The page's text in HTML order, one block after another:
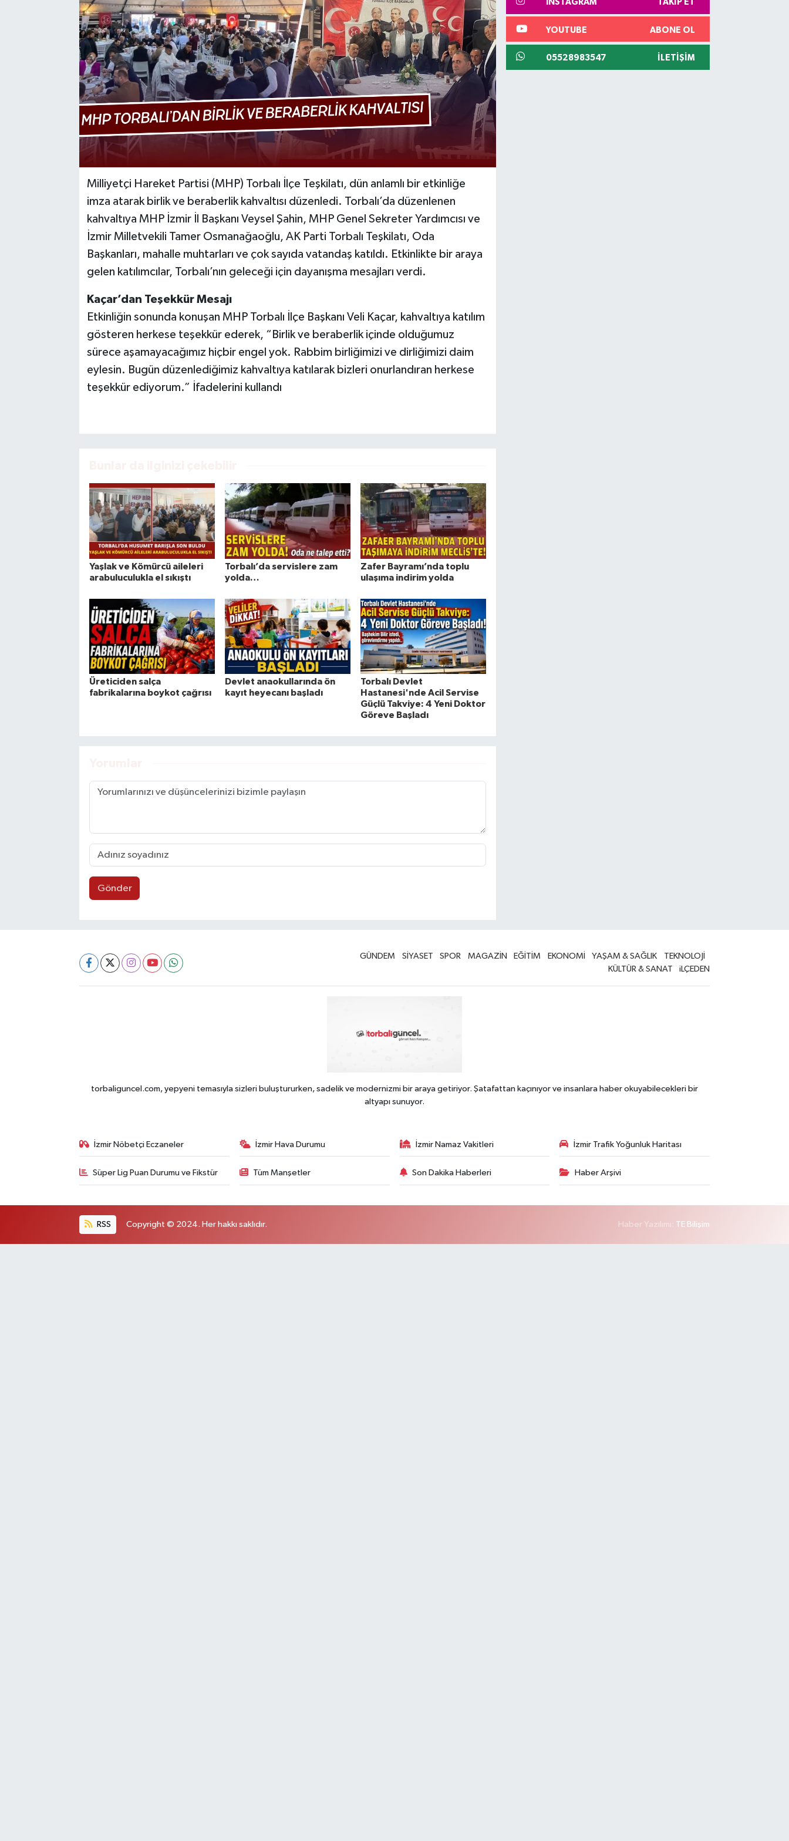
Milliyetçi Hareket Partisi (MHP) Torbalı İlçe Teşkilatı, dün anlamlı bir etkinliğe
imza atarak birlik ve beraberlik kahvaltısı düzenledi. Torbalı’da düzenlenen
kahvaltıya MHP İzmir İl Başkanı Veysel Şahin, MHP Genel Sekreter Yardımcısı ve
İzmir Milletvekili Tamer Osmanağaoğlu, AK Parti Torbalı Teşkilatı, Oda
Başkanları, mahalle muhtarları ve çok sayıda vatandaş katıldı. Etkinlikte bir araya
gelen katılımcılar, Torbalı’nın geleceği için dayanışma mesajları verdi.
Kaçar’dan Teşekkür Mesajı
Etkinliğin sonunda konuşan MHP Torbalı İlçe Başkanı Veli Kaçar, kahvaltıya katılım
gösteren herkese teşekkür ederek, “Birlik ve beraberlik içinde olduğumuz
sürece aşamayacağımız hiçbir engel yok. Rabbim birliğimizi ve dirliğimizi daim
eylesin. Bugün düzenlediğimiz kahvaltıya katılarak bizleri onurlandıran herkese
teşekkür ediyorum.” İfadelerini kullandı
Yaşlak ve Kömürcü aileleri
arabuluculukla el sıkıştı
Torbalı’da servislere zam
yolda…
Zafer Bayramı’nda toplu
ulaşıma indirim yolda
Üreticiden salça
fabrikalarına boykot çağrısı
Devlet anaokullarında ön
kayıt heyecanı başladı
Torbalı Devlet
Hastanesi'nde Acil Servise
Güçlü Takviye: 4 Yeni Doktor
Göreve Başladı
Gönder
INSTAGRAM TAKIP ET
YOUTUBE ABONE OL
05528983547 İLETIŞIM
GÜNDEM SİYASET SPOR MAGAZİN EĞİTİM EKONOMİ YAŞAM & SAĞLIK
TEKNOLOJİ
KÜLTÜR & SANAT
iLÇEDEN
torbaliguncel.com, yepyeni temasıyla sizleri buluştururken, sadelik ve modernizmi bir araya getiriyor. Şatafattan kaçınıyor ve insanlara haber okuyabilecekleri bir
altyapı sunuyor.
İzmir Nöbetçi Eczaneler İzmir Hava Durumu İzmir Namaz Vakitleri İzmir Trafik Yoğunluk Haritası
Süper Lig Puan Durumu ve Fikstür Tüm Manşetler Son Dakika Haberleri Haber Arşivi
RSS Copyright © 2024. Her hakkı saklıdır. Haber Yazılımı: TE Bilişim